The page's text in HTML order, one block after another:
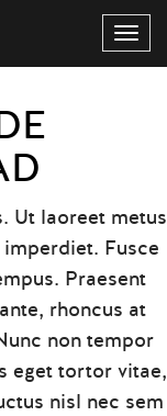
Ut laoreet metus
Fusce
Praesent
rhoncus at
non tempor
eget tortor vitae,
nisl nec sem